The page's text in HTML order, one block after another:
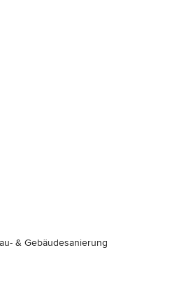
& Gebäudesanierung